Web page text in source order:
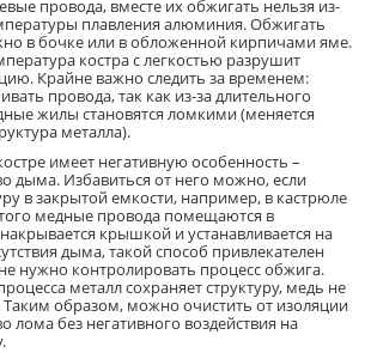
провода, вместе их обжигать нельзя из-
плавления алюминия. Обжигать
в бочке или в обложенной кирпичами яме.
костра с легкостью разрушит
Крайне важно следить за временем:
провода, так как из-за длительного
жилы становятся ломкими (меняется
металла).
имеет негативную особенность –
дыма. Избавиться от него можно, если
в закрытой емкости, например, в кастрюле
медные провода помещаются в
крышкой и устанавливается на
дыма, такой способ привлекателен
нужно контролировать процесс обжига.
металл сохраняет структуру, медь не
Таким образом, можно очистить от изоляции
лома без негативного воздействия на